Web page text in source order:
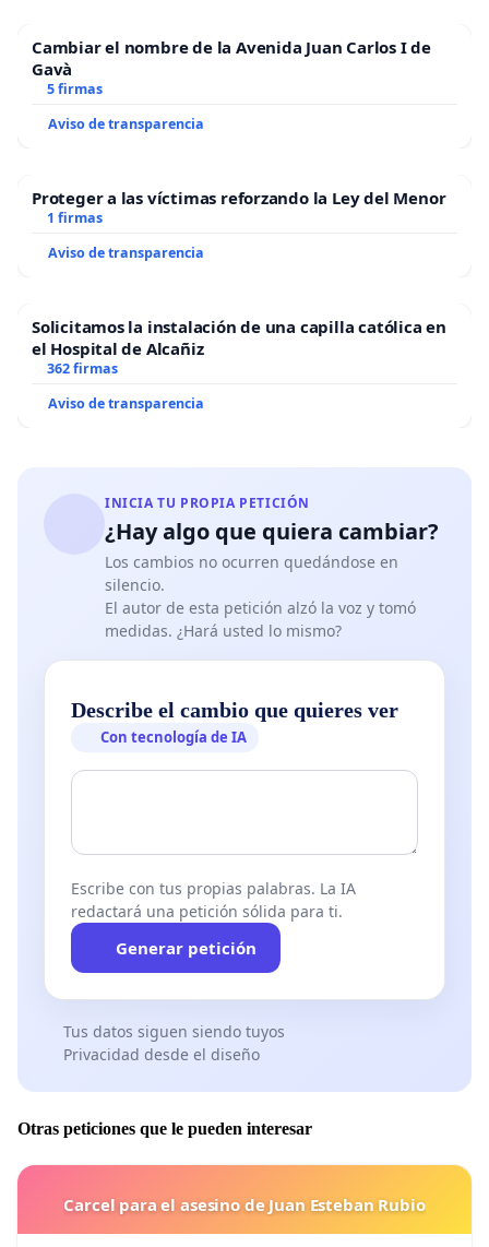
Cambiar el nombre de la Avenida Juan Carlos I de
Gavà
5 firmas
Aviso de transparencia
Proteger a las víctimas reforzando la Ley del Menor
1 firmas
Aviso de transparencia
Solicitamos la instalación de una capilla católica en
el Hospital de Alcañiz
362 firmas
Aviso de transparencia
INICIA TU PROPIA PETICIÓN
¿Hay algo que quiera cambiar?
Los cambios no ocurren quedándose en
silencio.
El autor de esta petición alzó la voz y tomó
medidas. ¿Hará usted lo mismo?
Describe el cambio que quieres ver
Con tecnología de IA
Escribe con tus propias palabras. La IA
redactará una petición sólida para ti.
Generar petición
Tus datos siguen siendo tuyos
Privacidad desde el diseño
Otras peticiones que le pueden interesar
Carcel para el asesino de Juan Esteban Rubio